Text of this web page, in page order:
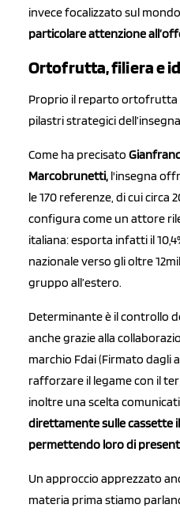
invece focalizzato sul
particolare attenzione
Ortofrutta, filiera e
Proprio il reparto ortofrutta
pilastri strategici
Come ha precisato
Marcobrunetti, l'insegna
le 170 referenze, di cui circa
configura come un attore
italiana: esporta infatti il
nazionale verso gli oltre
gruppo all’estero.
Determinante è il controllo
anche grazie alla
marchio Fdai (Firmato dagli
rafforzare il legame con il
inoltre una scelta
direttamente sulle cassette
permettendo loro di
Un approccio apprezzato
materia prima stiamo